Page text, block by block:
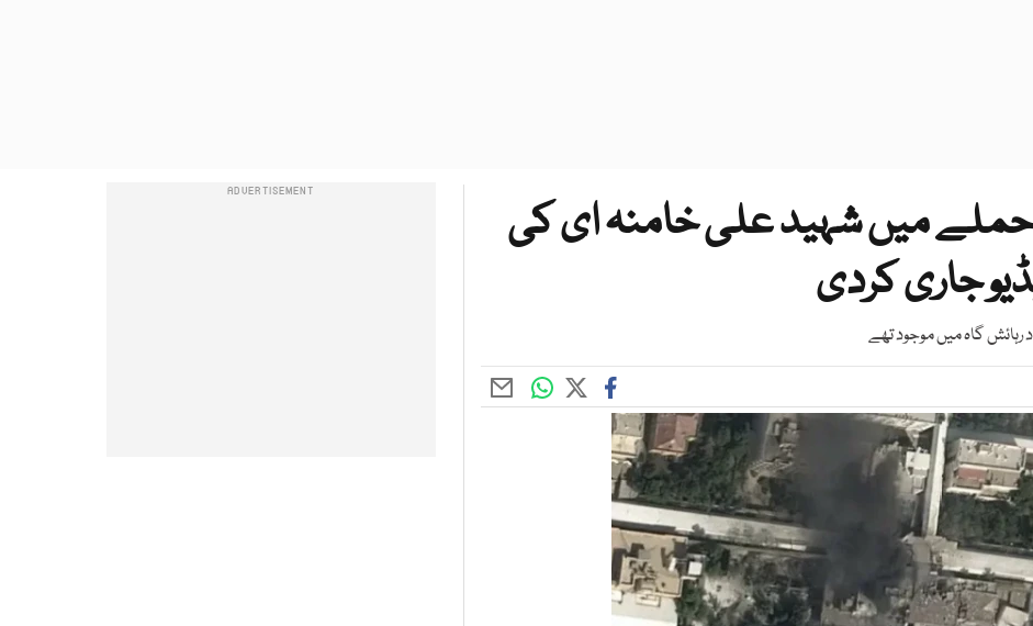
حملے میں شہید علی خامنہ ای کی
جاری کردی
رہائش گاہ میں موجود تھے